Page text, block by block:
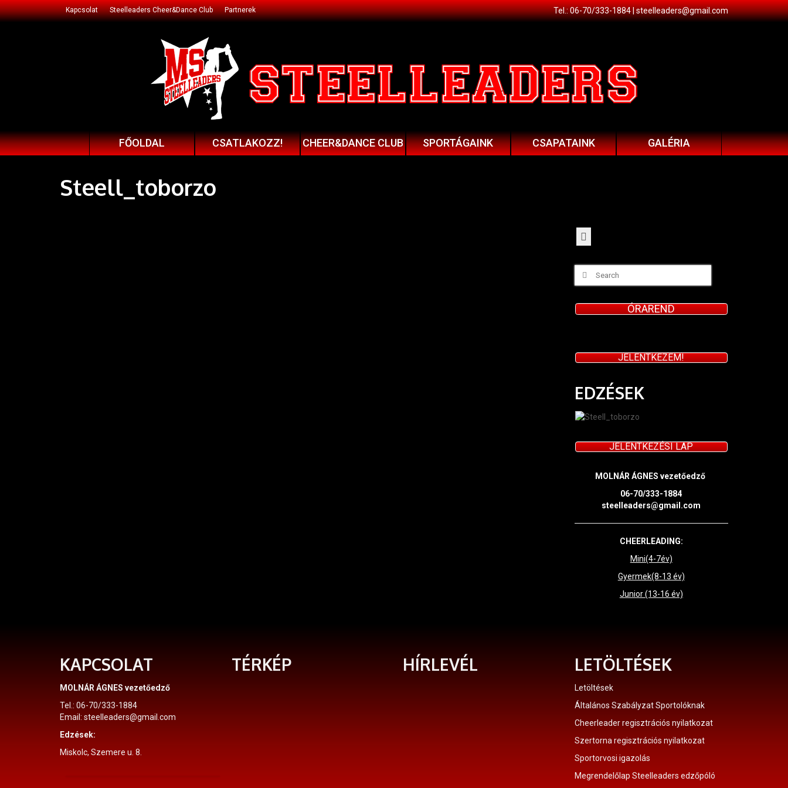
Kapcsolat Steelleaders Cheer&Dance Club Partnerek Tel.: 06-70/333-1884 |steelleaders@gmail.com
FŐOLDAL CSATLAKOZZ! CHEER&DANCE CLUB SPORTÁGAINK CSAPATAINK GALÉRIA
Steell_toborzo
Search
ÓRAREND
JELENTKEZEM!
EDZÉSEK
JELENTKEZÉSI LAP
MOLNÁR ÁGNES vezetőedző
06-70/333-1884
steelleaders@gmail.com
CHEERLEADING:
Mini(4-7év)
Gyermek(8-13 év)
Junior (13-16 év)
KAPCSOLAT
MOLNÁR ÁGNES vezetőedző
Tel.: 06-70/333-1884
Email: steelleaders@gmail.com
Edzések:
Miskolc, Szemere u. 8.
TÉRKÉP HÍRLEVÉL LETÖLTÉSEK
Letöltések
Általános Szabályzat Sportolóknak
Cheerleader regisztrációs nyilatkozat
Szertorna regisztrációs nyilatkozat
Sportorvosi igazolás
Megrendelőlap Steelleaders edzőpóló